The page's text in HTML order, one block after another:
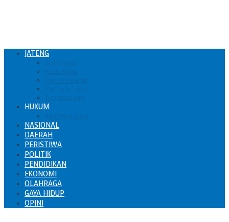
JATENG
Solo Raya
Kedu Raya
Pantura Barat
Pantura Timur
Semarangan
HUKUM
INFO KHUSUS
NASIONAL
DAERAH
PERISTIWA
POLITIK
PENDIDIKAN
EKONOMI
OLAHRAGA
GAYA HIDUP
OPINI